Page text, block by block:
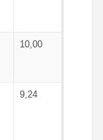
10,00
9,24